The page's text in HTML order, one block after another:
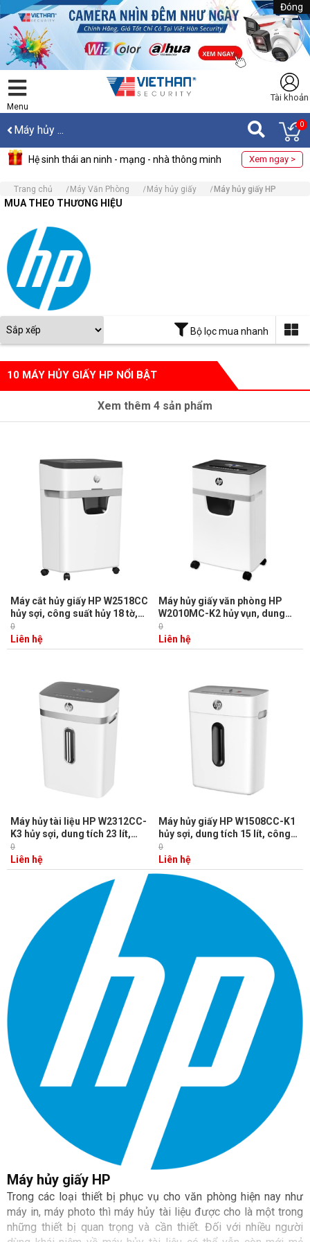
Đóng
Menu
Tài khoản
Máy hủy ... 0
Hệ sinh thái an ninh - mạng - nhà thông minh Xem ngay >
Trang chủ Máy Văn Phòng Máy hủy giấy Máy hủy giấy HP
MUA THEO THƯƠNG HIỆU
Bộ lọc mua nhanh
10 MÁY HỦY GIẤY HP NỔI BẬT
Xem thêm 4 sản phẩm
Máy cắt hủy giấy HP W2518CC
hủy sợi, công suất hủy 18 tờ,
dung tích 25 lít, độ ồn 65dB
0
Liên hệ
Máy hủy giấy văn phòng HP
W2010MC-K2 hủy vụn, dung
tích 20 lít, công suất hủy 10 tờ,
tự động quay đảo ngược
0
Liên hệ
Máy hủy tài liệu HP W2312CC-
K3 hủy sợi, dung tích 23 lít,
công suất hủy 12 tờ, độ ồn
65dB
0
Liên hệ
Máy hủy giấy HP W1508CC-K1
hủy sợi, dung tích 15 lít, công
suất 8 tờ, cảnh báo quá nhiệt
0
Liên hệ
Máy hủy giấy HP
Trong các loại thiết bị phục vụ cho văn phòng hiện nay như
máy in, máy photo thì máy hủy tài liệu được cho là một trong
những thiết bị quan trọng và cần thiết. Đối với nhiều người